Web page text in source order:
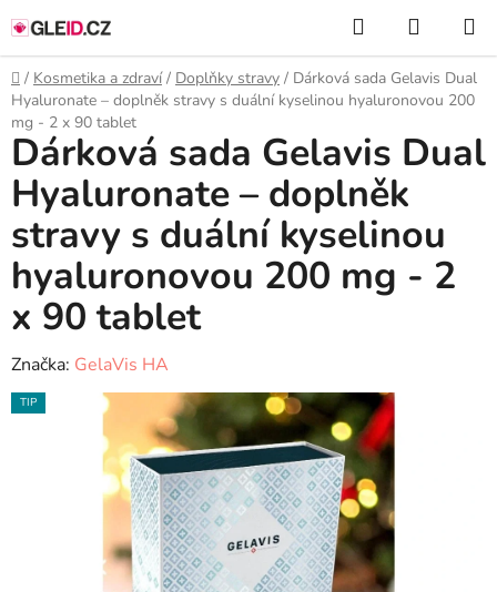
na
obsah
Hledat
KOŠÍK
Domů
/ Kosmetika a zdraví / Doplňky stravy / Dárková sada Gelavis Dual
Hyaluronate – doplněk stravy s duální kyselinou hyaluronovou 200
mg - 2 x 90 tablet
Dárková sada Gelavis Dual
Hyaluronate – doplněk
stravy s duální kyselinou
hyaluronovou 200 mg - 2
x 90 tablet
Značka: GelaVis HA
TIP